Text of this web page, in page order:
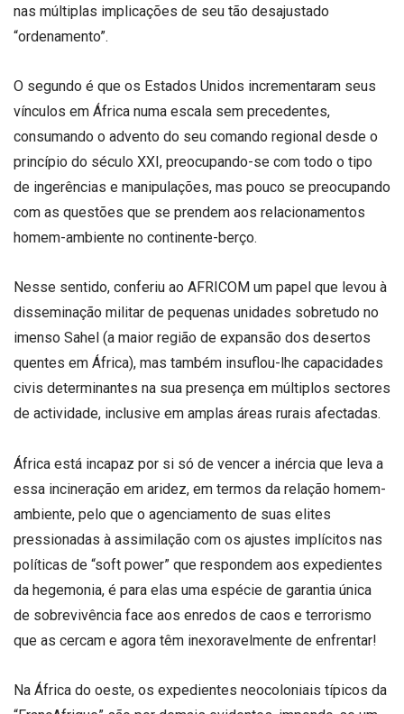
nas múltiplas implicações de seu tão desajustado
“ordenamento”.
O segundo é que os Estados Unidos incrementaram seus
vínculos em África numa escala sem precedentes,
consumando o advento do seu comando regional desde o
princípio do século XXI, preocupando-se com todo o tipo
de ingerências e manipulações, mas pouco se preocupando
com as questões que se prendem aos relacionamentos
homem-ambiente no continente-berço.
Nesse sentido, conferiu ao AFRICOM um papel que levou à
disseminação militar de pequenas unidades sobretudo no
imenso Sahel (a maior região de expansão dos desertos
quentes em África), mas também insuflou-lhe capacidades
civis determinantes na sua presença em múltiplos sectores
de actividade, inclusive em amplas áreas rurais afectadas.
África está incapaz por si só de vencer a inércia que leva a
essa incineração em aridez, em termos da relação homem-
ambiente, pelo que o agenciamento de suas elites
pressionadas à assimilação com os ajustes implícitos nas
políticas de “soft power” que respondem aos expedientes
da hegemonia, é para elas uma espécie de garantia única
de sobrevivência face aos enredos de caos e terrorismo
que as cercam e agora têm inexoravelmente de enfrentar!
Na África do oeste, os expedientes neocoloniais típicos da